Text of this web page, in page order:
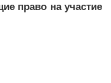
право на участие